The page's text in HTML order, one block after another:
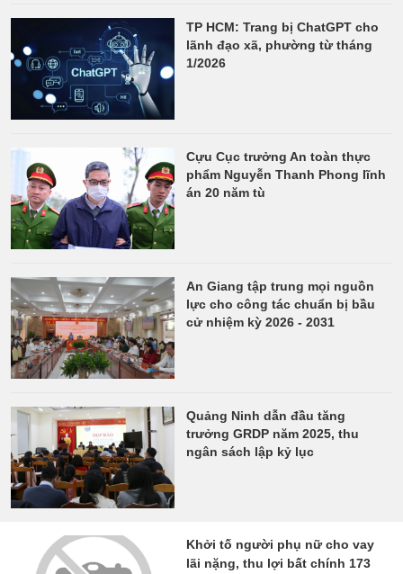
TP HCM: Trang bị ChatGPT cho
lãnh đạo xã, phường từ tháng
1/2026
Cựu Cục trưởng An toàn thực
phẩm Nguyễn Thanh Phong lĩnh
án 20 năm tù
An Giang tập trung mọi nguồn
lực cho công tác chuẩn bị bầu
cử nhiệm kỳ 2026 - 2031
Quảng Ninh dẫn đầu tăng
trưởng GRDP năm 2025, thu
ngân sách lập kỷ lục
Khởi tố người phụ nữ cho vay
lãi nặng, thu lợi bất chính 173